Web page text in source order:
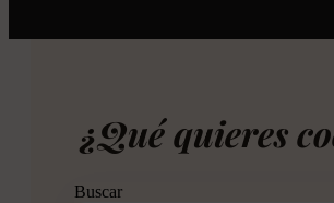
¿Qué quieres
Buscar